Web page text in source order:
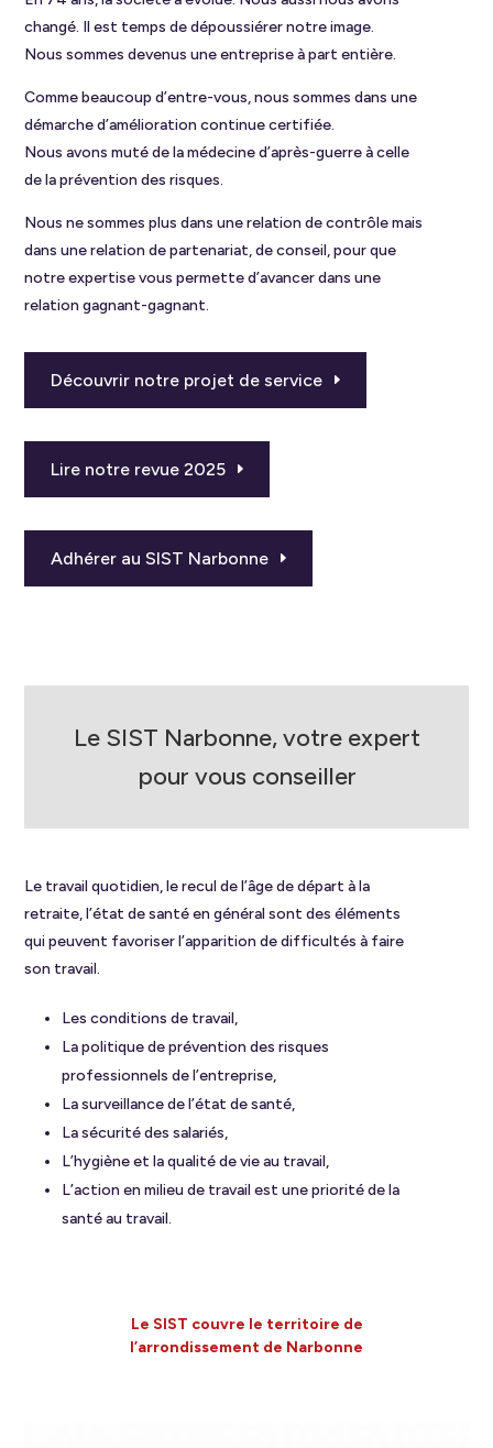
changé. Il est temps de dépoussiérer notre image.
Nous sommes devenus une entreprise à part entière.
Comme beaucoup d’entre-vous, nous sommes dans une
démarche d’amélioration continue certifiée.
Nous avons muté de la médecine d’après-guerre à celle
de la prévention des risques.
Nous ne sommes plus dans une relation de contrôle mais
dans une relation de partenariat, de conseil, pour que
notre expertise vous permette d’avancer dans une
relation gagnant-gagnant.
Découvrir notre projet de service
Lire notre revue 2025
Adhérer au SIST Narbonne
Le SIST Narbonne, votre expert
pour vous conseiller
Le travail quotidien, le recul de l’âge de départ à la
retraite, l’état de santé en général sont des éléments
qui peuvent favoriser l’apparition de difficultés à faire
son travail.
Les conditions de travail,
La politique de prévention des risques
professionnels de l’entreprise,
La surveillance de l’état de santé,
La sécurité des salariés,
L’hygiène et la qualité de vie au travail,
L’action en milieu de travail est une priorité de la
santé au travail.
Le SIST couvre le territoire de
l’arrondissement de Narbonne